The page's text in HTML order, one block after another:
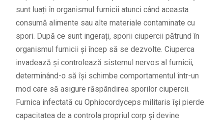
sunt luați în organismul furnicii atunci când aceasta
consumă alimente sau alte materiale contaminate cu
spori. După ce sunt ingerați, sporii ciupercii pătrund în
organismul furnicii și încep să se dezvolte. Ciuperca
invadează și controlează sistemul nervos al furnicii,
determinând-o să își schimbe comportamentul într-un
mod care să asigure răspândirea sporilor ciupercii.
Furnica infectată cu Ophiocordyceps militaris își pierde
capacitatea de a controla propriul corp și devine